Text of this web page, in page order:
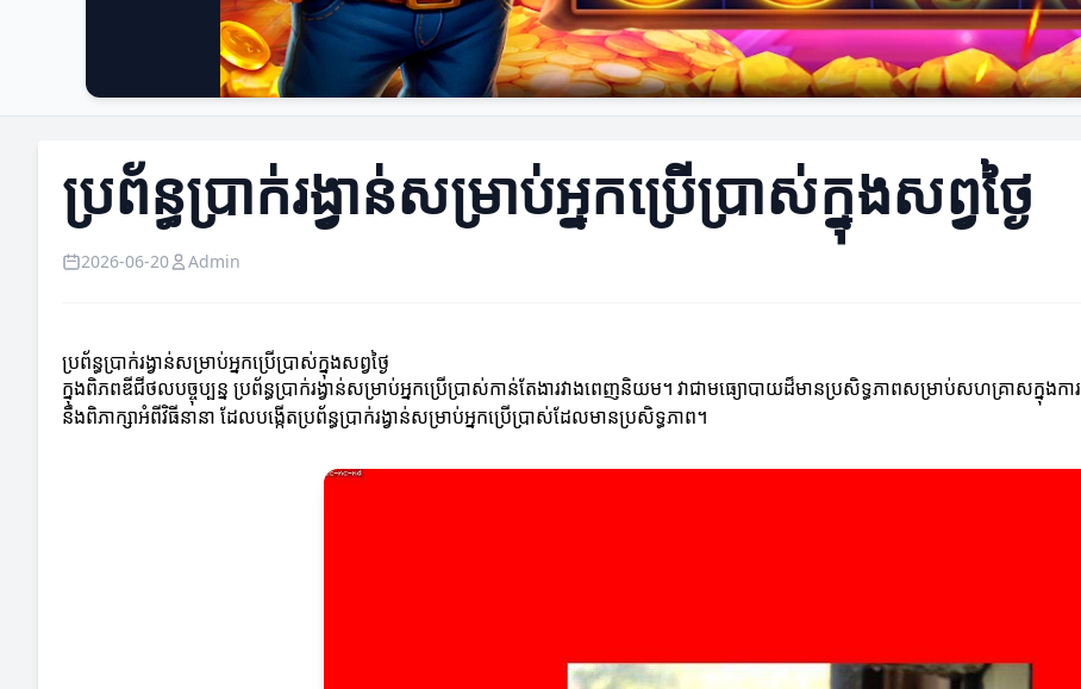
ប្រព័ន្ធប្រាក់រង្វាន់សម្រាប់អ្នកប្រើប្រាស់ក្នុងសព្វថ្ងៃ
2026-06-20 Admin
ប្រព័ន្ធប្រាក់រង្វាន់សម្រាប់អ្នកប្រើប្រាស់ក្នុងសព្វថ្ងៃ
ក្នុងពិភពឌីជីថលបច្ចុប្បន្ន ប្រព័ន្ធប្រាក់រង្វាន់សម្រាប់អ្នកប្រើប្រាស់កាន់តែងារវាងពេញនិយម។ វាជាមធ្យោបាយដ៏មានប្រសិទ្ធភាពសម្រាប់សហគ្រាសក្
នឹងពិភាក្សាអំពីវិធីនានា ដែលបង្កើតប្រព័ន្ធប្រាក់រង្វាន់សម្រាប់អ្នកប្រើប្រាស់ដែលមានប្រសិទ្ធភាព។